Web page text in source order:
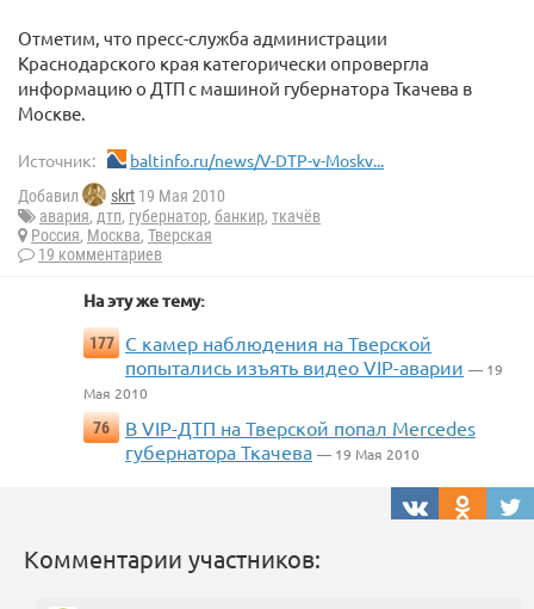
Отметим, что пресс-служба администрации
Краснодарского края категорически опровергла
информацию о ДТП с машиной губернатора Ткачева в
Москве.
Источник: baltinfo.ru/news/V-DTP-v-Moskv...
Добавил skrt 19 Мая 2010
авария, дтп, губернатор, банкир, ткачёв
Россия, Москва, Тверская
19 комментариев
На эту же тему:
177
С камер наблюдения на Тверской
попытались изъять видео VIP-аварии — 19
Мая 2010
76
В VIP-ДТП на Тверской попал Mercedes
губернатора Ткачева — 19 Мая 2010
Комментарии участников: